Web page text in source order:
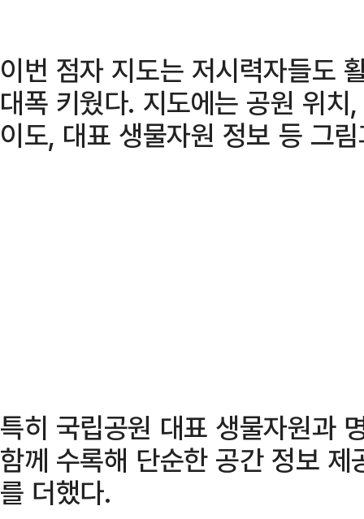
이번 점자 지도는 저시력자들도
대폭 키웠다. 지도에는 공원 위
이도, 대표 생물자원 정보 등 그
특히 국립공원 대표 생물자원과
함께 수록해 단순한 공간 정보
를 더했다.